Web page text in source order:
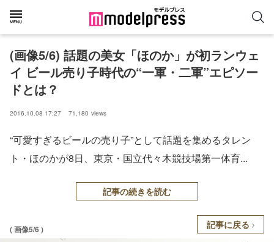
(画像5/6) 話題の美女「ほのか」が初ランウェ
イ ビール売り子時代の“一軍・二軍”エピソー
ドとは？
2016.10.08 17:27 71,180 views
“可愛すぎるビールの売り子”として話題を集めるタレン
ト・ほのかが8日、東京・国立代々木競技場第一体育...
記事の続きを読む
( 画像5/6 ) 記事に戻る